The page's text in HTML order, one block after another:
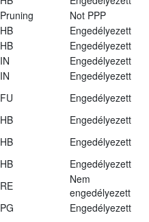
Pruning
Not PPP
HB
Engedélyezett
HB
Engedélyezett
IN
Engedélyezett
IN
Engedélyezett
FU
Engedélyezett
HB
Engedélyezett
HB
Engedélyezett
HB
Engedélyezett
RE
Nem
engedélyezett
PG
Engedélyezett